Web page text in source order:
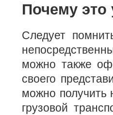
Почему это
Следует
можно также
своего
можно получить
грузовой